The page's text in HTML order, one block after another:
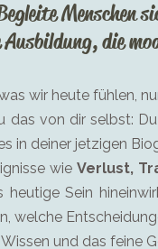
Menschen
die
wir heute fühlen,
das von dir selbst:
in deiner jetzigen
wieVerlust,
Sein
welche
und das feine